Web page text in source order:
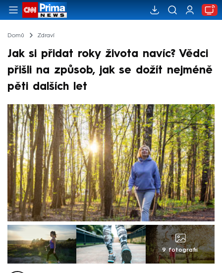
Domů Zdraví
Jak si přidat roky života navíc? Vědci
přišli na způsob, jak se dožít nejméně
pěti dalších let
9 fotografií